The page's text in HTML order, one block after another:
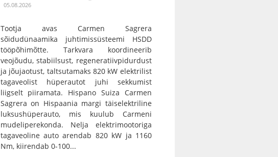
05.08.2026
Tootja avas Carmen Sagrera
sõidudünaamika juhtimissüsteemi HSDD
tööpõhimõtte. Tarkvara koordineerib
veojõudu, stabiilsust, regeneratiivpidurdust
ja jõujaotust, taltsutamaks 820 kW elektrilist
tagaveolist hüperautot juhi sekkumist
liigselt piiramata. Hispano Suiza Carmen
Sagrera on Hispaania margi täiselektriline
luksushüperauto, mis kuulub Carmeni
mudeliperekonda. Nelja elektrimootoriga
tagaveoline auto arendab 820 kW ja 1160
Nm, kiirendab 0-100...